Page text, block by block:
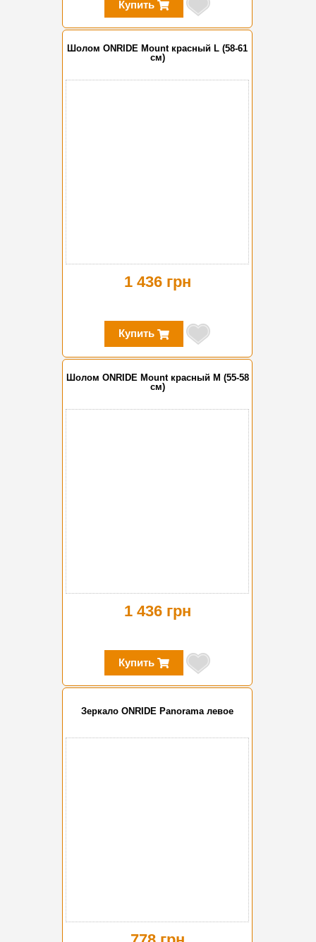
Купить
Шолом ONRIDE Mount красный L (58-61
см)
1 436 грн
Купить
Шолом ONRIDE Mount красный M (55-58
см)
1 436 грн
Купить
Зеркало ONRIDE Panorama левое